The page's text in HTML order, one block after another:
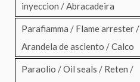
inyeccion / Abracadeira
Parafiamma / Flame arrester /
Arandela de asciento / Calco
Paraolio / Oil seals / Reten /